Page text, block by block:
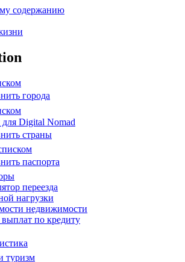
содержанию
города
Digital Nomad
страны
паспорта
переезда
нагрузки
недвижимости
выплат по кредиту
туризм